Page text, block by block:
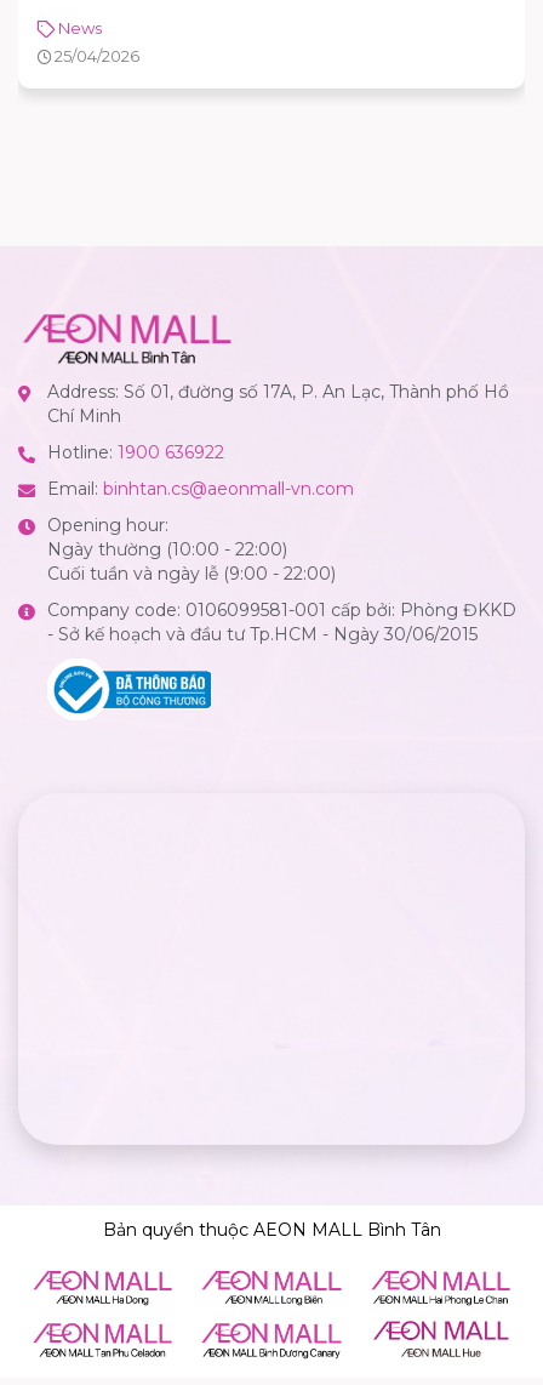
News
25/04/2026
Address: Số 01, đường số 17A, P. An Lạc, Thành phố Hồ
Chí Minh
Hotline: 1900 636922
Email: binhtan.cs@aeonmall-vn.com
Opening hour:
Ngày thường (10:00 - 22:00)
Cuối tuần và ngày lễ (9:00 - 22:00)
Company code: 0106099581-001 cấp bởi: Phòng ĐKKD
- Sở kế hoạch và đầu tư Tp.HCM - Ngày 30/06/2015
Bản quyền thuộc AEON MALL Bình Tân